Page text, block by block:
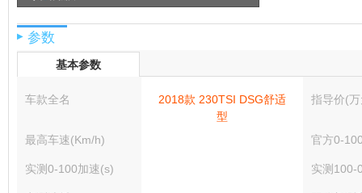
▶ 参数
基本参数
车款全名
2018款 230TSI DSG舒适
型
指导价(
最高车速(Km/h) 官方0-
实测0-100加速(s) 实测100-